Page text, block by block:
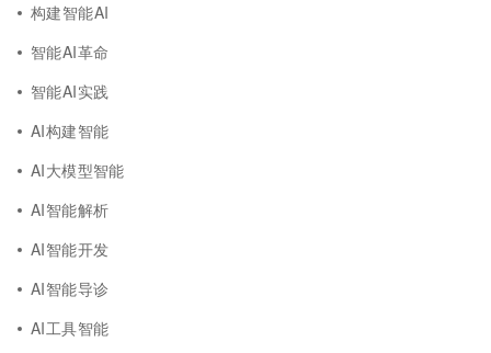
构建智能AI
智能AI革命
智能AI实践
AI构建智能
AI大模型智能
AI智能解析
AI智能开发
AI智能导诊
AI工具智能